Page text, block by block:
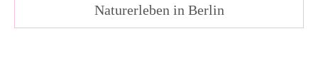
Naturerleben in Berlin